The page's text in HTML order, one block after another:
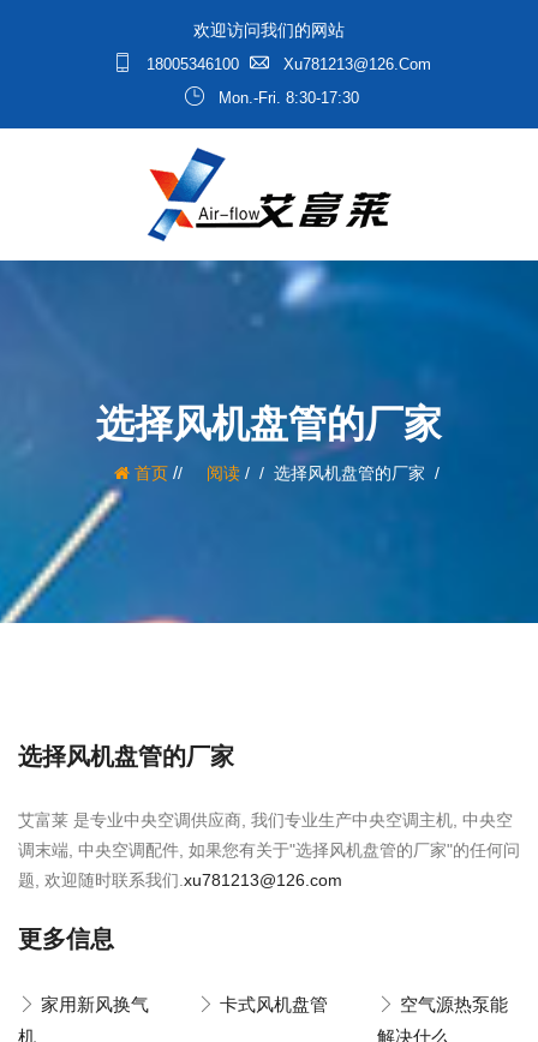
欢迎访问我们的网站
18005346100
Xu781213@126.com
Mon.-Fri. 8:30-17:30
选择风机盘管的厂家
首页/ 阅读/ 选择风机盘管的厂家
选择风机盘管的厂家
艾富莱 是专业中央空调供应商, 我们专业生产中央空调主机, 中央空
调末端, 中央空调配件, 如果您有关于"选择风机盘管的厂家"的任何问
题, 欢迎随时联系我们. xu781213@126.com
更多信息
家用新风换气
机
卡式风机盘管
空气源热泵能
解决什么